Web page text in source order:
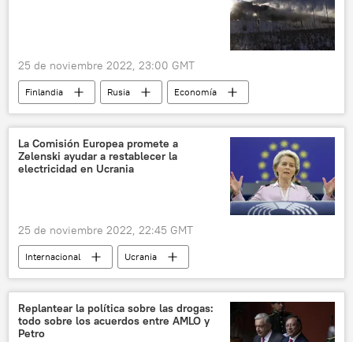
25 de noviembre 2022, 23:00 GMT
Finlandia Rusia
Economía
📰 Consecuencias económicas de las sanciones occidentales contra Rusia
La Comisión Europea promete a
Zelenski ayudar a restablecer la
electricidad en Ucrania
25 de noviembre 2022, 22:45 GMT
Internacional
Ucrania
Ursula von der Leyen
Volodímir Zelenski
Rusia
Comisión Europea
Replantear la política sobre las drogas:
todo sobre los acuerdos entre AMLO y
Petro